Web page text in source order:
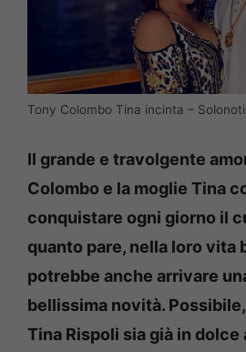
Tony Colombo Tina incinta –
Il grande e travolgente
Colombo e la moglie Tina
conquistare ogni giorno il
quanto pare, nella loro vita
potrebbe anche arrivare
bellissima novità.
Tina Rispoli sia già in dolce